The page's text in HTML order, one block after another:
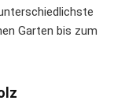
Garten bis zum